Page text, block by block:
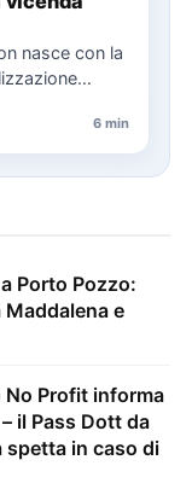
nasce con la
6 min
Porto Pozzo:
e
No Profit informa
il Pass Dott da
spetta in caso di